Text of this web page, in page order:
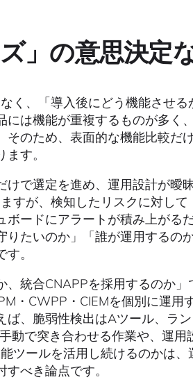
」の意思決定
く、「導入後にどう機能させる
は機能が重複するものが多く
のため、表面的な機能比較だ
す。
で選定を進め、運用設計が曖
すが、検知したリスクに対して
ードにアラートが積み上がる
たいのか」「誰が運用するの
。
統合CNAPPを採用するのか」
・CWPP・CIEMを個別に運用
、脆弱性検出はAツール、ラ
動で突き合わせる作業や、運用
ツールを活用し続けるのかは、
べき論点です。